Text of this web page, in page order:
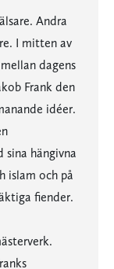
Andra
I mitten av
dagens
Frank den
idéer.
sina hängivna
islam och på
fiender.